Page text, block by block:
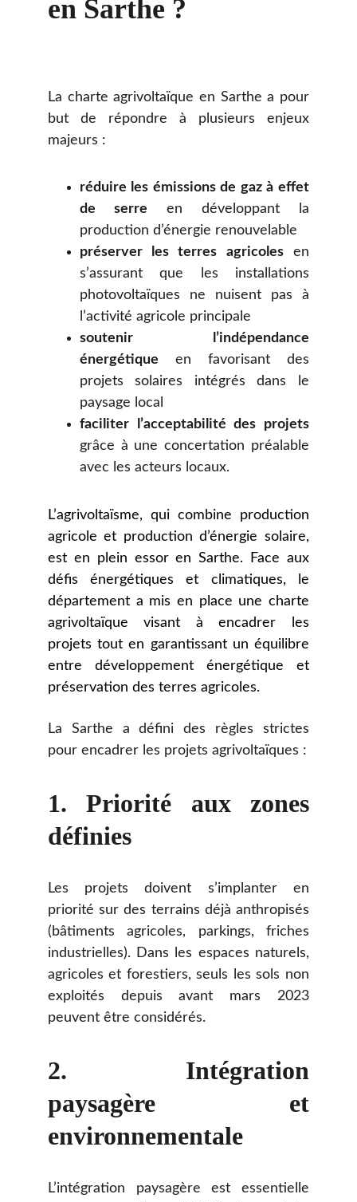
La charte agrivoltaïque en Sarthe a pour
but de répondre à plusieurs enjeux
majeurs :
réduire les émissions de gaz à effet
de serre en développant la
production d’énergie renouvelable
préserver les terres agricolesen
s’assurant que les installations
photovoltaïques ne nuisent pas à
l’activité agricole principale
soutenir l’indépendance
énergétique en favorisant des
projets solaires intégrés dans le
paysage local
faciliter l’acceptabilité des projets
grâce à une concertation préalable
avec les acteurs locaux.
en Sarthe ?
La Sarthe a défini des règles strictes
pour encadrer les projets agrivoltaïques :
1. Priorité aux zones
définies
Les projets doivent s’implanter en
priorité sur des terrains déjà anthropisés
(bâtiments agricoles, parkings, friches
industrielles). Dans les espaces naturels,
agricoles et forestiers, seuls les sols non
exploités depuis avant mars 2023
peuvent être considérés.
2. Intégration
paysagère et
environnementale
L’intégration paysagère est essentielle
L’agrivoltaïsme, qui combine production
agricole et production d’énergie solaire,
est en plein essor en Sarthe. Face aux
défis énergétiques et climatiques, le
département a mis en place une charte
agrivoltaïque visant à encadrer les
projets tout en garantissant un équilibre
entre développement énergétique et
préservation des terres agricoles.